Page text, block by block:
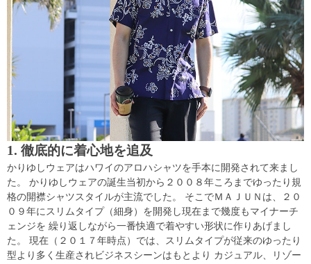
1. 徹底的に着心地を追及
かりゆしウェアはハワイのアロハシャツを手本に開発されて来まし
た。 かりゆしウェアの誕生当初から２００８年ころまでゆったり規
格の開襟シャツスタイルが主流でした。 そこでＭＡＪＵＮは、２０
０９年にスリムタイプ（細身）を開発し現在まで幾度もマイナーチ
ェンジを 繰り返しながら一番快適で着やすい形状に作りあげまし
た。 現在（２０１７年時点）では、スリムタイプが従来のゆったり
型より多く生産されビジネスシーンはもとより カジュアル、リゾー